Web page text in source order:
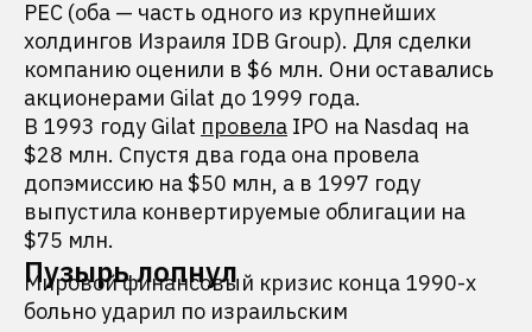
PEC (оба — часть одного из крупнейших
холдингов Израиля IDB Group). Для сделки
компанию оценили в $6 млн. Они оставались
акционерами Gilat до 1999 года.
В 1993 году Gilat провела IPO на Nasdaq на
$28 млн. Спустя два года она провела
допэмиссию на $50 млн, а в 1997 году
выпустила конвертируемые облигации на
$75 млн.
Пузырь лопнул
Мировой финансовый кризис конца 1990-х
больно ударил по израильским